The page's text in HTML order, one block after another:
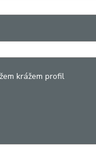
krážem profil